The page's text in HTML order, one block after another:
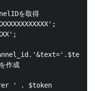
を取得
作成
' . $token